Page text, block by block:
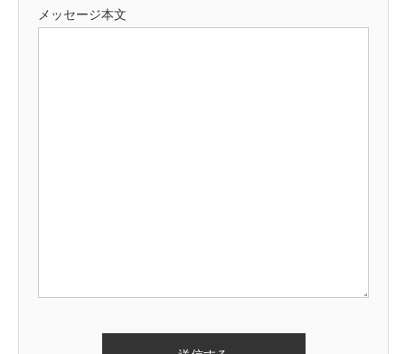
メッセージ本文